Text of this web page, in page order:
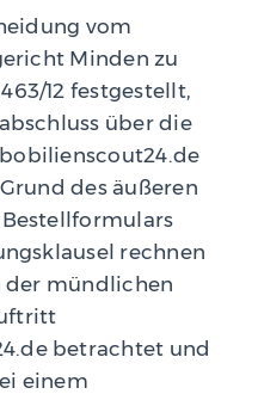
vom
Minden zu
12 festgestellt,
über die
des äußeren
rechnen
der mündlichen
betrachtet und
einem